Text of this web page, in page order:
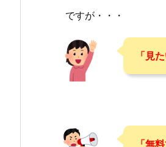
ですが・・・
「見
「無